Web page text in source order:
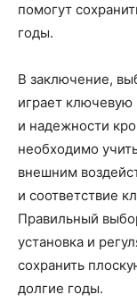
помогут
годы.
В заключение,
играет ключевую
и надежности
необходимо
внешним
и соответствие
Правильный
установка и
сохранить
долгие годы.